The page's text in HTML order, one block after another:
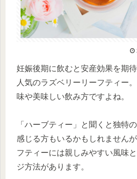
妊娠後期に飲むと安産効果を期
人気のラズベリーリーフティー
味や美味しい飲み方ですよね。
「ハーブティー」と聞くと独特
感じる方もいるかもしれません
フティーには親しみやすい風味
ジ方法があります。